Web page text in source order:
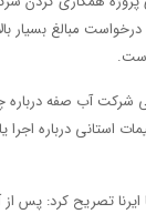
مبالغ بسیار
شرکت آب صفه
استانی درباره
ایرنا تصریح کرد: پس